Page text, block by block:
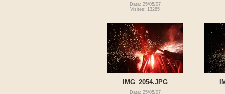
Data: 25/05/07
Visites: 13285
IMG_2054.JPG
Data: 25/05/07